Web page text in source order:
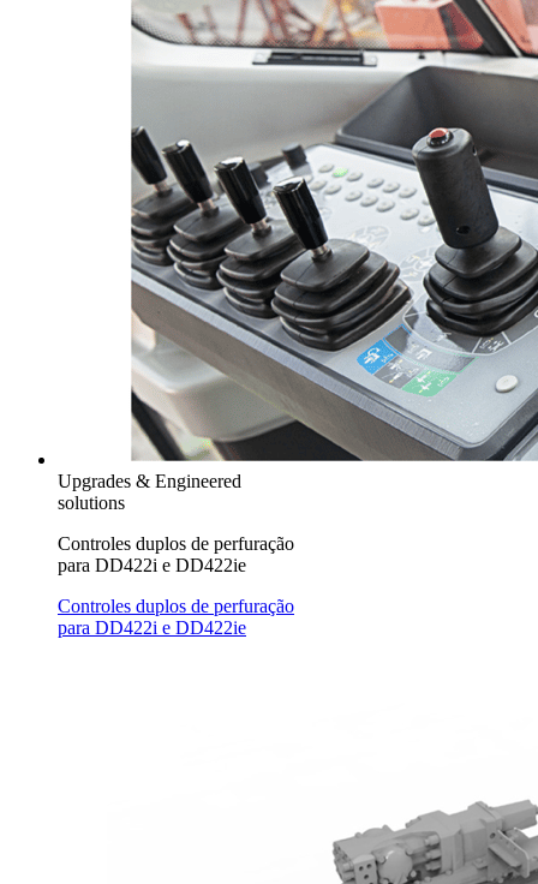
Upgrades & Engineered
solutions
Controles duplos de perfuração
para DD422i e DD422ie
Controles duplos de perfuração
para DD422i e DD422ie